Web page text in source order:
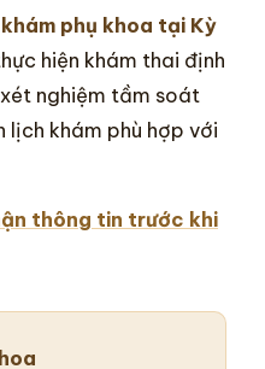
phụ khoa tại Kỳ
hiện khám thai định
nghiệm tầm soát
lịch khám phù hợp với
thông tin trước khi